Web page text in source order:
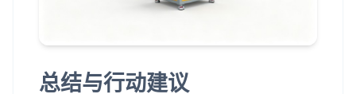
总结与行动建议